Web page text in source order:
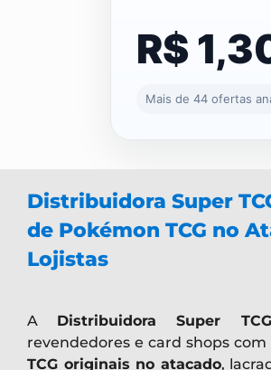
R$
Mais de 44 ofertas
Distribuidora Super
de Pokémon TCG no
Lojistas
A Distribuidora Super TCG
revendedores e card shops com
TCG originais no atacado,